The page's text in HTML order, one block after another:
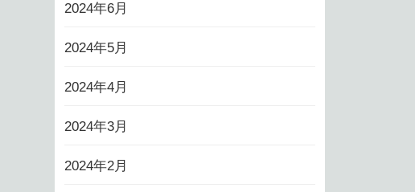
2024年6月
2024年5月
2024年4月
2024年3月
2024年2月